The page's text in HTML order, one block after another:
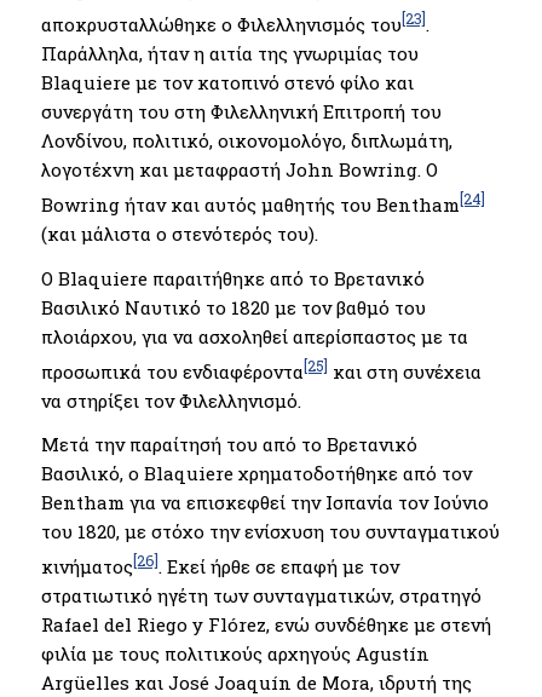
αποκρυσταλλώθηκε ο Φιλελληνισμός του[23].
Παράλληλα, ήταν η αιτία της γνωριμίας του
Blaquiere με τον κατοπινό στενό φίλο και
συνεργάτη του στη Φιλελληνική Επιτροπή του
Λονδίνου, πολιτικό, οικονομολόγο, διπλωμάτη,
λογοτέχνη και μεταφραστή John Bowring. Ο
Bowring ήταν και αυτός μαθητής του Bentham[24]
(και μάλιστα ο στενότερός του).
O Blaquiere παραιτήθηκε από το Βρετανικό
Βασιλικό Ναυτικό το 1820 με τον βαθμό του
πλοιάρχου, για να ασχοληθεί απερίσπαστος με τα
προσωπικά του ενδιαφέροντα[25] και στη συνέχεια
να στηρίξει τον Φιλελληνισμό.
Μετά την παραίτησή του από το Βρετανικό
Βασιλικό, ο Blaquiere χρηματοδοτήθηκε από τον
Bentham για να επισκεφθεί την Ισπανία τον Ιούνιο
του 1820, με στόχο την ενίσχυση του συνταγματικού
κινήματος[26]. Εκεί ήρθε σε επαφή με τον
στρατιωτικό ηγέτη των συνταγματικών, στρατηγό
Rafael del Riego y Flórez, ενώ συνδέθηκε με στενή
φιλία με τους πολιτικούς αρχηγούς Agustín
Argüelles και José Joaquín de Mora, ιδρυτή της